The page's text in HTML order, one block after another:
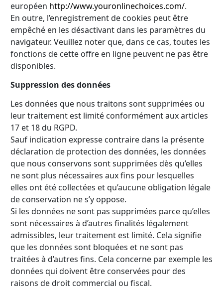
européen http://www.youronlinechoices.com/.
En outre, l’enregistrement de cookies peut être
empêché en les désactivant dans les paramètres du
navigateur. Veuillez noter que, dans ce cas, toutes les
fonctions de cette offre en ligne peuvent ne pas être
disponibles.
Suppression des données
Les données que nous traitons sont supprimées ou
leur traitement est limité conformément aux articles
17 et 18 du RGPD.
Sauf indication expresse contraire dans la présente
déclaration de protection des données, les données
que nous conservons sont supprimées dès qu’elles
ne sont plus nécessaires aux fins pour lesquelles
elles ont été collectées et qu’aucune obligation légale
de conservation ne s’y oppose.
Si les données ne sont pas supprimées parce qu’elles
sont nécessaires à d’autres finalités légalement
admissibles, leur traitement est limité. Cela signifie
que les données sont bloquées et ne sont pas
traitées à d’autres fins. Cela concerne par exemple les
données qui doivent être conservées pour des
raisons de droit commercial ou fiscal.